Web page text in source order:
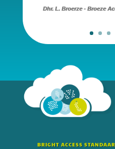
Dhr. L. Broerze - Broeze
BRIGHT ACCESS